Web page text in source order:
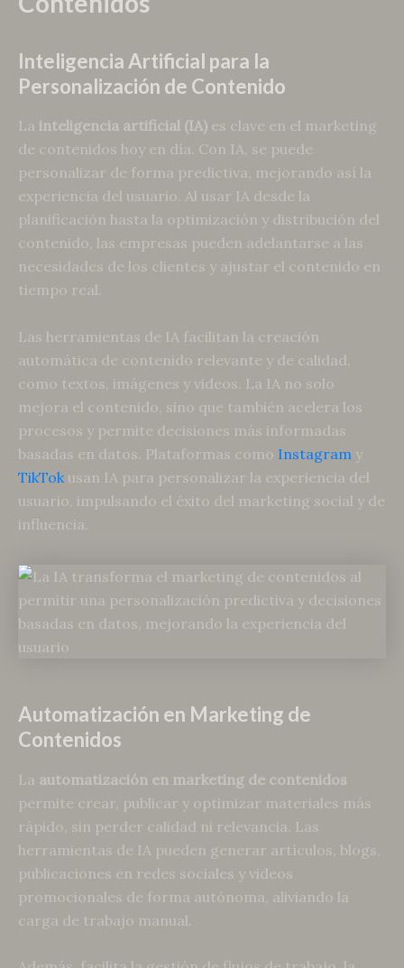
Inteligencia Artificial para la
Personalización de Contenido
La inteligencia artificial (IA) es clave en el marketing
de contenidos hoy en día. Con IA, se puede
personalizar de forma predictiva, mejorando así la
experiencia del usuario. Al usar IA desde la
planificación hasta la optimización y distribución del
contenido, las empresas pueden adelantarse a las
necesidades de los clientes y ajustar el contenido en
tiempo real.
Las herramientas de IA facilitan la creación
automática de contenido relevante y de calidad,
como textos, imágenes y videos. La IA no solo
mejora el contenido, sino que también acelera los
procesos y permite decisiones más informadas
basadas en datos. Plataformas como Instagram y
TikTok usan IA para personalizar la experiencia del
usuario, impulsando el éxito del marketing social y de
influencia.
Automatización en Marketing de
Contenidos
La automatización en marketing de contenidos
permite crear, publicar y optimizar materiales más
rápido, sin perder calidad ni relevancia. Las
herramientas de IA pueden generar artículos, blogs,
publicaciones en redes sociales y videos
promocionales de forma autónoma, aliviando la
carga de trabajo manual.